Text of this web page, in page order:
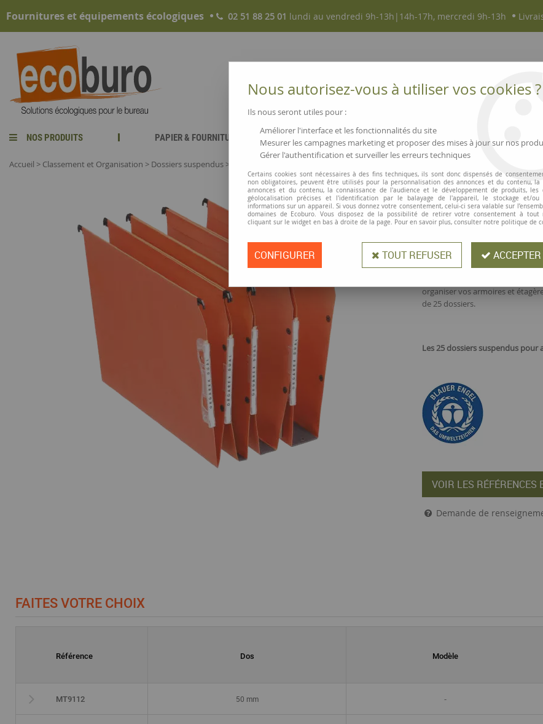
Fournitures et équipements écologiques 02 51 88 25 01 lundi au vendredi 9h-13h|14h-17h, mercredi 9h-13h
NOS PRODUITS PAPIER & FOURNITURES NOUVEAUTÉS MAGASINS ▫
Accueil > Classement et Organisation > Dossiers suspendus >
Esselte
Dossiers
Dossier suspendu pour armoire,
(garantit un minimum de 80%
en métal à embout plastique.
organiser vos armoires et
de 25 dossiers.
Les 25 dossiers suspendus pour
VOIR LES RÉFÉRENCES
Demande de
FAITES VOTRE CHOIX
Référence Dos Modèle
MT9112 50 mm -
Nous autorisez-vous à utiliser vos cookies ?
Ils nous seront utiles pour :
Améliorer l'interface et les fonctionnalités du site
Mesurer les campagnes marketing et proposer des mises à jour sur nos
Gérer l'authentification et surveiller les erreurs techniques
Certains cookies sont nécessaires à des fins techniques, ils sont donc dispensés de
non obligatoires, peuvent être utilisés pour la personnalisation des annonces et du contenu, la
annonces et du contenu, la connaissance de l'audience et le développement de produits, les
géolocalisation précises et l'identification par le balayage de l'appareil, le stockage et/ou
informations sur un appareil. Si vous donnez votre consentement, celui-ci sera valable sur
domaines de Ecoburo. Vous disposez de la possibilité de retirer votre consentement à tout
cliquant sur le widget en bas à droite de la page. Pour en savoir plus, consulter notre politique de
CONFIGURER TOUT REFUSER